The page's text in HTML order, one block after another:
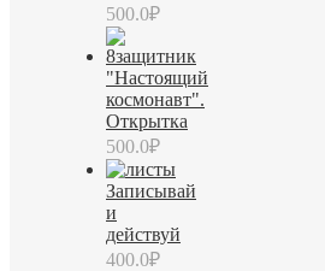
500.0₽
"Настоящий
космонавт".
Открытка
500.0₽
Записывай
и
действуй
400.0₽